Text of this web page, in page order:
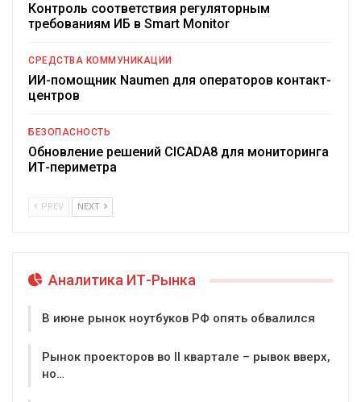
Контроль соответствия регуляторным
требованиям ИБ в Smart Monitor
СРЕДСТВА КОММУНИКАЦИИ
ИИ-помощник Naumen для операторов контакт-
центров
БЕЗОПАСНОСТЬ
Обновление решений CICADA8 для мониторинга
ИТ-периметра
PREV NEXT
Аналитика ИТ-Рынка
В июне рынок ноутбуков РФ опять обвалился
Рынок проекторов во II квартале – рывок вверх,
но…